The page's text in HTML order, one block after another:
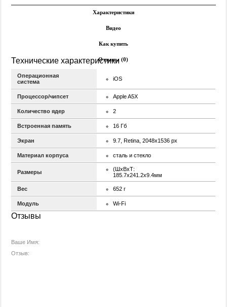
Характеристики
Видео
Как купить
Отзывы (0)
Технические характеристики
Операционная
система
iOS
Процессор/чипсет Apple A5X
Количество ядер 2
Встроенная память 16 Гб
Экран 9.7, Retina, 2048х1536 px
Материал корпуса сталь и стекло
Размеры
(ШxВxТ:
185.7х241.2х9.4мм
Вес 652 г
Модуль Wi-Fi
Отзывы
Ваше Имя:
Отзыв: